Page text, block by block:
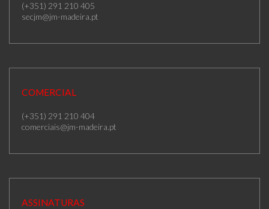
(+351) 291 210 405
secjm@jm-madeira.pt
COMERCIAL
(+351) 291 210 404
comerciais@jm-madeira.pt
ASSINATURAS